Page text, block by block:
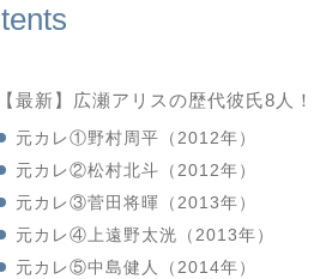
【最新】広瀬アリスの歴代彼氏8人！
元カレ①野村周平（2012年）
元カレ②松村北斗（2012年）
元カレ③菅田将暉（2013年）
元カレ④上遠野太洸（2013年）
元カレ⑤中島健人（2014年）